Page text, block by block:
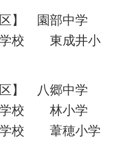
区】 園部中学
校 東成井小
区】 八郷中学
校 林小学
校 葦穂小学